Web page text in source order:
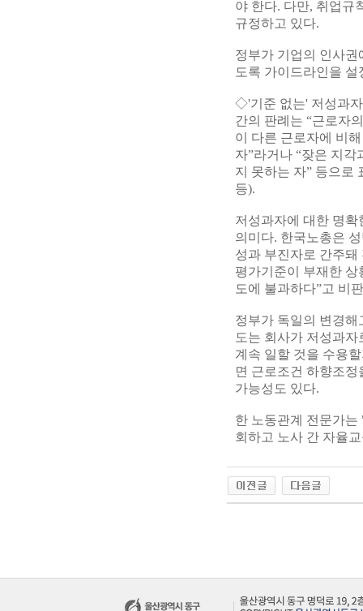
야 한다. 다만, 취업규
규정하고 있다.
정부가 기업의 인사
도록 가이드라인을
◇'기준 없는' 저성과자
간의 판례는 “근로자
이 다른 근로자에 비
자”라거나 “잦은 지
지 못하는 자” 등으로
등).
저성과자에 대한 명
의미다. 한국노총은
성과 부진자로 간주
평가기준이 부재한
도에 불과하다”고 비
정부가 독일의 변경
도는 회사가 저성과
계속 일할 것을 수용
면 근로조건 하향조
가능성도 있다.
한 노동관계 전문가
회하고 노사 간 자율